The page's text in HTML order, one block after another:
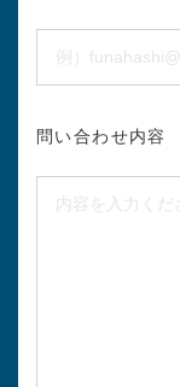
問い合わせ内容